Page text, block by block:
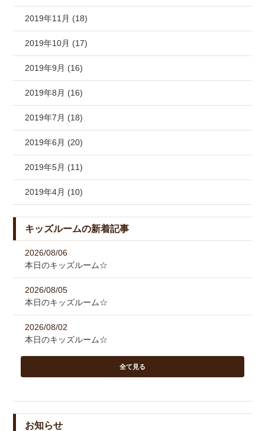
2019年11月 (18)
2019年10月 (17)
2019年9月 (16)
2019年8月 (16)
2019年7月 (18)
2019年6月 (20)
2019年5月 (11)
2019年4月 (10)
キッズルームの新着記事
2026/08/06
本日のキッズルーム☆
2026/08/05
本日のキッズルーム☆
2026/08/02
本日のキッズルーム☆
全て見る
お知らせ